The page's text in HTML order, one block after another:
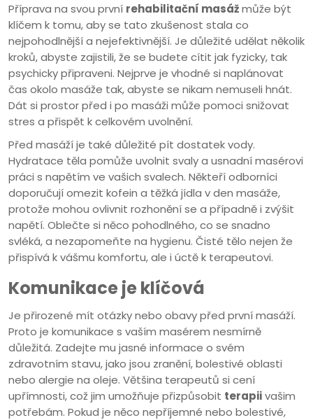
Příprava na svou první rehabilitační masážmůže být
klíčem k tomu, aby se tato zkušenost stala co
nejpohodlnější a nejefektivnější. Je důležité udělat několik
kroků, abyste zajistili, že se budete cítit jak fyzicky, tak
psychicky připraveni. Nejprve je vhodné si naplánovat
čas okolo masáže tak, abyste se nikam nemuseli hnát.
Dát si prostor před i po masáži může pomoci snižovat
stres a přispět k celkovém uvolnění.
Před masáží je také důležité pít dostatek vody.
Hydratace těla pomůže uvolnit svaly a usnadní masérovi
práci s napětím ve vašich svalech. Někteří odborníci
doporučují omezit kofein a těžká jídla v den masáže,
protože mohou ovlivnit rozhonění se a případně i zvýšit
napětí. Oblečte si něco pohodlného, co se snadno
svléká, a nezapomeňte na hygienu. Čisté tělo nejen že
přispívá k vášmu komfortu, ale i úctě k terapeutovi.
Komunikace je klíčová
Je přirozené mít otázky nebo obavy před první masáží.
Proto je komunikace s vaším masérem nesmírně
důležitá. Zadejte mu jasné informace o svém
zdravotním stavu, jako jsou zranění, bolestivé oblasti
nebo alergie na oleje. Většina terapeutů si cení
upřímnosti, což jim umožňuje přizpůsobit terapiivašim
potřebám. Pokud je něco nepříjemné nebo bolestivé,